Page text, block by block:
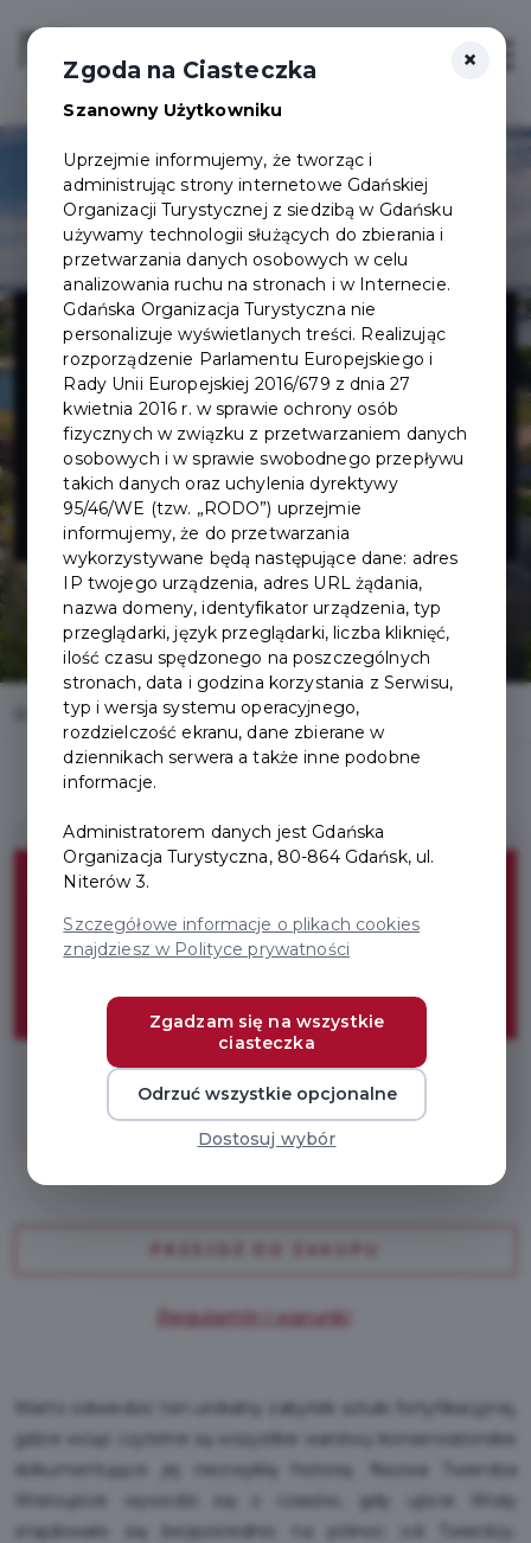
Login/Rejestracja
Muzeum
Gdańska -
Twierdza
Wisłoujście
Home Oferty Muzeum Gdańska - Twierdza Wisłoujście
Bezpłatny wstęp do
Twierdzy
Wisłoujście
* Wymagany Pakiet Odkrywca Premium
Regulamin i warunki
Warto odwiedzić ten unikalny zabytek sztuki fortyfikacyjnej,
gdzie wciąż czytelne są wszystkie warstwy konserwatorskie
dokumentujące jej niezwykłą historię. Nazwa Twierdza
Wisłoujście wywodzi się z czasów, gdy ujście Wisły
znajdowało się bezpośrednio na północ od Twierdzy.
×
Zgoda na Ciasteczka
Szanowny Użytkowniku
Uprzejmie informujemy, że tworząc i
administrując strony internetowe Gdańskiej
Organizacji Turystycznej z siedzibą w Gdańsku
używamy technologii służących do zbierania i
przetwarzania danych osobowych w celu
analizowania ruchu na stronach i w Internecie.
Gdańska Organizacja Turystyczna nie
personalizuje wyświetlanych treści. Realizując
rozporządzenie Parlamentu Europejskiego i
Rady Unii Europejskiej 2016/679 z dnia 27
kwietnia 2016 r. w sprawie ochrony osób
fizycznych w związku z przetwarzaniem danych
osobowych i w sprawie swobodnego przepływu
takich danych oraz uchylenia dyrektywy
95/46/WE (tzw. „RODO”) uprzejmie
informujemy, że do przetwarzania
wykorzystywane będą następujące dane: adres
IP twojego urządzenia, adres URL żądania,
nazwa domeny, identyfikator urządzenia, typ
przeglądarki, język przeglądarki, liczba kliknięć,
ilość czasu spędzonego na poszczególnych
stronach, data i godzina korzystania z Serwisu,
typ i wersja systemu operacyjnego,
rozdzielczość ekranu, dane zbierane w
dziennikach serwera a także inne podobne
informacje.
Administratorem danych jest Gdańska
Organizacja Turystyczna, 80-864 Gdańsk, ul.
Niterów 3.
Szczegółowe informacje o plikach cookies
znajdziesz w Polityce prywatności
Zgadzam się na wszystkie
ciasteczka
Odrzuć wszystkie opcjonalne
Dostosuj wybór